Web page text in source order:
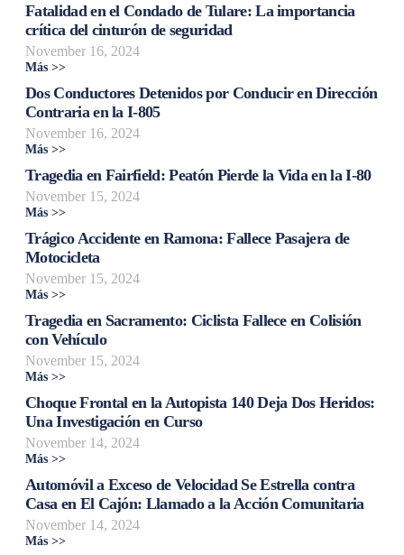
Fatalidad en el Condado de Tulare: La importancia
crítica del cinturón de seguridad
November 16, 2024
Más >>
Dos Conductores Detenidos por Conducir en Dirección
Contraria en la I-805
November 16, 2024
Más >>
Tragedia en Fairfield: Peatón Pierde la Vida en la I-80
November 15, 2024
Más >>
Trágico Accidente en Ramona: Fallece Pasajera de
Motocicleta
November 15, 2024
Más >>
Tragedia en Sacramento: Ciclista Fallece en Colisión
con Vehículo
November 15, 2024
Más >>
Choque Frontal en la Autopista 140 Deja Dos Heridos:
Una Investigación en Curso
November 14, 2024
Más >>
Automóvil a Exceso de Velocidad Se Estrella contra
Casa en El Cajón: Llamado a la Acción Comunitaria
November 14, 2024
Más >>